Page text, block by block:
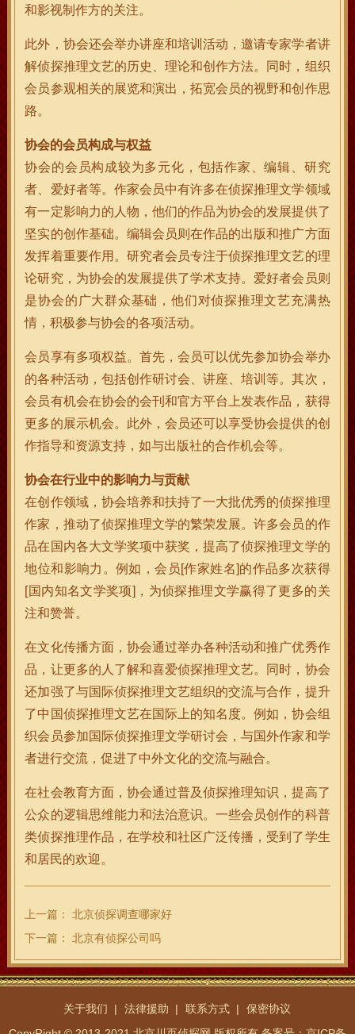
和影视制作方的关注。
此外，协会还会举办讲座和培训活动，邀请专家学者讲
解侦探推理文艺的历史、理论和创作方法。同时，组织
会员参观相关的展览和演出，拓宽会员的视野和创作思
路。
协会的会员构成与权益
协会的会员构成较为多元化，包括作家、编辑、研究
者、爱好者等。作家会员中有许多在侦探推理文学领域
有一定影响力的人物，他们的作品为协会的发展提供了
坚实的创作基础。编辑会员则在作品的出版和推广方面
发挥着重要作用。研究者会员专注于侦探推理文艺的理
论研究，为协会的发展提供了学术支持。爱好者会员则
是协会的广大群众基础，他们对侦探推理文艺充满热
情，积极参与协会的各项活动。
会员享有多项权益。首先，会员可以优先参加协会举办
的各种活动，包括创作研讨会、讲座、培训等。其次，
会员有机会在协会的会刊和官方平台上发表作品，获得
更多的展示机会。此外，会员还可以享受协会提供的创
作指导和资源支持，如与出版社的合作机会等。
协会在行业中的影响力与贡献
在创作领域，协会培养和扶持了一大批优秀的侦探推理
作家，推动了侦探推理文学的繁荣发展。许多会员的作
品在国内各大文学奖项中获奖，提高了侦探推理文学的
地位和影响力。例如，会员[作家姓名]的作品多次获得
[国内知名文学奖项]，为侦探推理文学赢得了更多的关
注和赞誉。
在文化传播方面，协会通过举办各种活动和推广优秀作
品，让更多的人了解和喜爱侦探推理文艺。同时，协会
还加强了与国际侦探推理文艺组织的交流与合作，提升
了中国侦探推理文艺在国际上的知名度。例如，协会组
织会员参加国际侦探推理文学研讨会，与国外作家和学
者进行交流，促进了中外文化的交流与融合。
在社会教育方面，协会通过普及侦探推理知识，提高了
公众的逻辑思维能力和法治意识。一些会员创作的科普
类侦探推理作品，在学校和社区广泛传播，受到了学生
和居民的欢迎。
上一篇：
北京侦探调查哪家好
下一篇：
北京有侦探公司吗
关于我们 法律援助 联系方式
保密协议